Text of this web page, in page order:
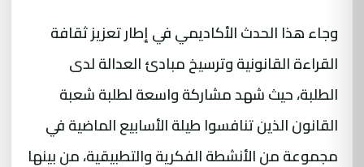
وجاء هذا الحدث الأكاديمي في إطار تعزيز ثقافة
القراءة القانونية وترسيخ مبادئ العدالة لدى
الطلبة، حيث شهد مشاركة واسعة لطلبة شعبة
القانون الذين تنافسوا طيلة الأسابيع الماضية في
مجموعة من الأنشطة الفكرية والتطبيقية، من بينها